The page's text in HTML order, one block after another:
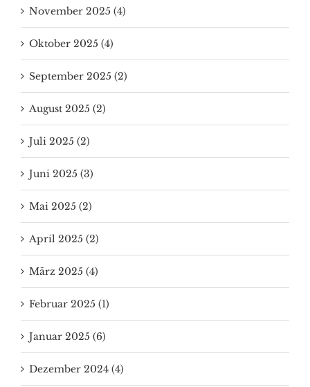
November 2025 (4)
Oktober 2025 (4)
September 2025 (2)
August 2025 (2)
Juli 2025 (2)
Juni 2025 (3)
Mai 2025 (2)
April 2025 (2)
März 2025 (4)
Februar 2025 (1)
Januar 2025 (6)
Dezember 2024 (4)